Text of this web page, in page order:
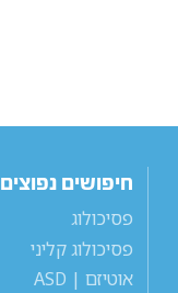
חיפושים נפוצים
פסיכולוג
פסיכולוג קליני
אוטיזם | ASD